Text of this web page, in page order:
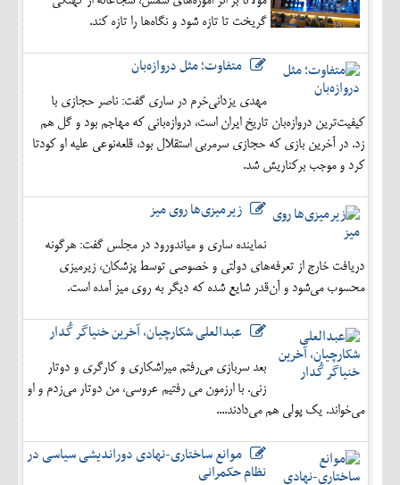
گریخت تا تازه شود و نگاه‌ها را تازه کند.
متفاوت؛ مثل دروازه‌بان
مهدی یزدانی‌خرم در ساری گفت: ناصر حجازی با
کیفیت‌ترین دروازه‌بان تاریخ ایران است، دروازه‌بانی که مهاجم بود و گل هم
زد. در آخرین بازی که حجازی سرمربی استقلال بود، قلعه‌نوعی علیه او کودتا
کرد و موجب برکناریش شد.
زیرمیزی‌ها روی میز
نماینده ساری و میاندورود در مجلس گفت: هرگونه
دریافت خارج از تعرفه‌های دولتی و خصوصی توسط پزشکان، زیرمیزی
محسوب می‌شود و آن‌قدر شایع شده که دیگر به روی میز آمده است.
عبدالعلی شکارچیان، آخرین خنیاگر گُدار
بعد سربازی می‌رفتم میراشکاری و کارگری و دوتار
زنی. با ارزمون می رفتیم عروسی، من دوتار می‌زدم و او
می‌خواند. یک پولی هم می‌دادند....
موانع ساختاری-نهادی دوراندیشی سیاسی در
نظام حکمرانی